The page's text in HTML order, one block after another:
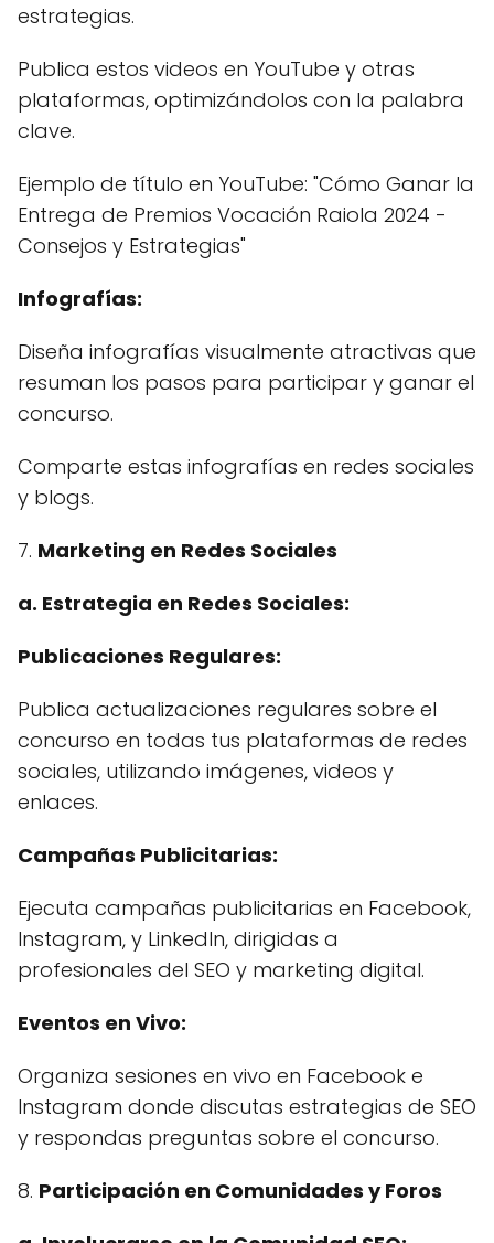
estrategias.
Publica estos videos en YouTube y otras
plataformas, optimizándolos con la palabra
clave.
Ejemplo de título en YouTube: "Cómo Ganar la
Entrega de Premios Vocación Raiola 2024 -
Consejos y Estrategias"
Infografías:
Diseña infografías visualmente atractivas que
resuman los pasos para participar y ganar el
concurso.
Comparte estas infografías en redes sociales
y blogs.
7. Marketing en Redes Sociales
a. Estrategia en Redes Sociales:
Publicaciones Regulares:
Publica actualizaciones regulares sobre el
concurso en todas tus plataformas de redes
sociales, utilizando imágenes, videos y
enlaces.
Campañas Publicitarias:
Ejecuta campañas publicitarias en Facebook,
Instagram, y LinkedIn, dirigidas a
profesionales del SEO y marketing digital.
Eventos en Vivo:
Organiza sesiones en vivo en Facebook e
Instagram donde discutas estrategias de SEO
y respondas preguntas sobre el concurso.
8. Participación en Comunidades y Foros